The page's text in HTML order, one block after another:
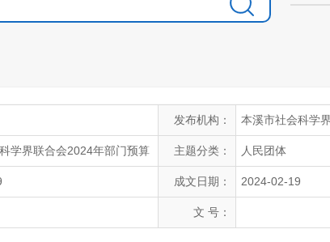
发布机构： 本溪市社会科学
学界联合会2024年部门预算 主题分类： 人民团体
成文日期： 2024-02-19
文 号：